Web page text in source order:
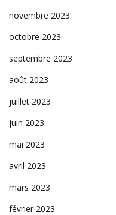
novembre 2023
octobre 2023
septembre 2023
août 2023
juillet 2023
juin 2023
mai 2023
avril 2023
mars 2023
février 2023